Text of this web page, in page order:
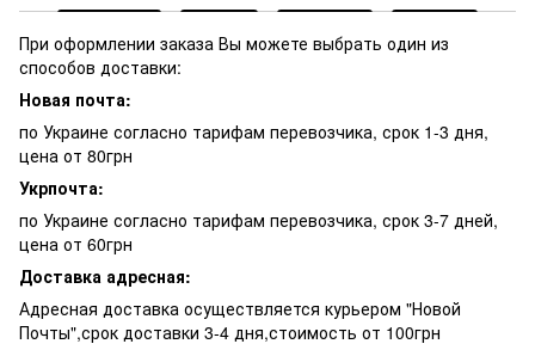
При оформлении заказа Вы можете выбрать один из
способов доставки:
Новая почта:
по Украине согласно тарифам перевозчика, срок 1-3 дня,
цена от 80грн
Укрпочта:
по Украине согласно тарифам перевозчика, срок 3-7 дней,
цена от 60грн
Доставка адресная:
Адресная доставка осуществляется курьером "Новой
Почты",срок доставки 3-4 дня,стоимость от 100грн